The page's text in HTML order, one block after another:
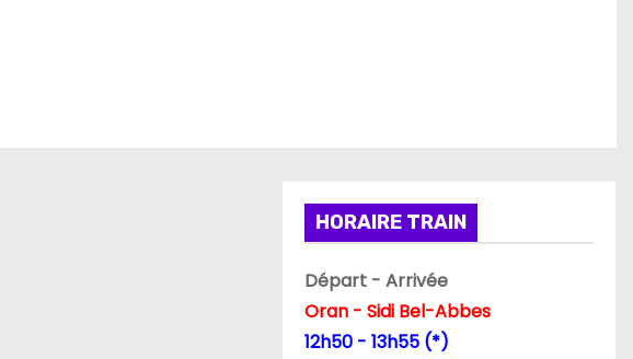
HORAIRE TRAIN
Départ - Arrivée
Oran - Sidi Bel-Abbes
12h50 - 13h55 (*)